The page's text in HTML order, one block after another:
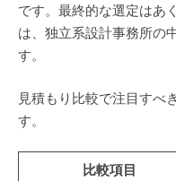
です。最終的な選定はあ
は、独立系設計事務所の
す。
見積もり比較で注目すべ
す。
比較項目